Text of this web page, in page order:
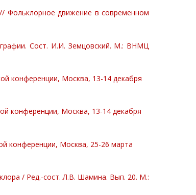
Фольклорное движение в современном
Сост. И.И. Земцовский. М.: ВНМЦ
конференции, Москва, 13-14 декабря
конференции, Москва, 13-14 декабря
конференции, Москва, 25-26 марта
/ Ред.-сост. Л.В. Шамина. Вып. 20. М.: